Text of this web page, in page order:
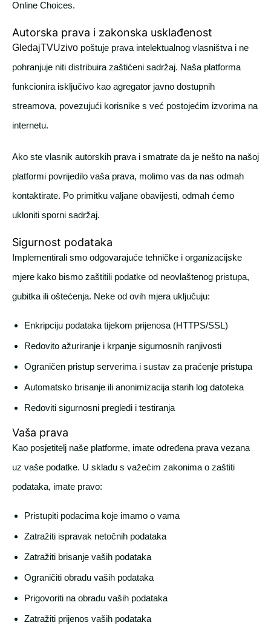
Online Choices.
Autorska prava i zakonska usklađenost
GledajTVUzivo poštuje prava intelektualnog vlasništva i ne
pohranjuje niti distribuira zaštićeni sadržaj. Naša platforma
funkcionira isključivo kao agregator javno dostupnih
streamova, povezujući korisnike s već postojećim izvorima na
internetu.
Ako ste vlasnik autorskih prava i smatrate da je nešto na našoj
platformi povrijedilo vaša prava, molimo vas da nas odmah
kontaktirate. Po primitku valjane obavijesti, odmah ćemo
ukloniti sporni sadržaj.
Sigurnost podataka
Implementirali smo odgovarajuće tehničke i organizacijske
mjere kako bismo zaštitili podatke od neovlaštenog pristupa,
gubitka ili oštećenja. Neke od ovih mjera uključuju:
Enkripciju podataka tijekom prijenosa (HTTPS/SSL)
Redovito ažuriranje i krpanje sigurnosnih ranjivosti
Ograničen pristup serverima i sustav za praćenje pristupa
Automatsko brisanje ili anonimizacija starih log datoteka
Redoviti sigurnosni pregledi i testiranja
Vaša prava
Kao posjetitelj naše platforme, imate određena prava vezana
uz vaše podatke. U skladu s važećim zakonima o zaštiti
podataka, imate pravo:
Pristupiti podacima koje imamo o vama
Zatražiti ispravak netočnih podataka
Zatražiti brisanje vaših podataka
Ograničiti obradu vaših podataka
Prigovoriti na obradu vaših podataka
Zatražiti prijenos vaših podataka